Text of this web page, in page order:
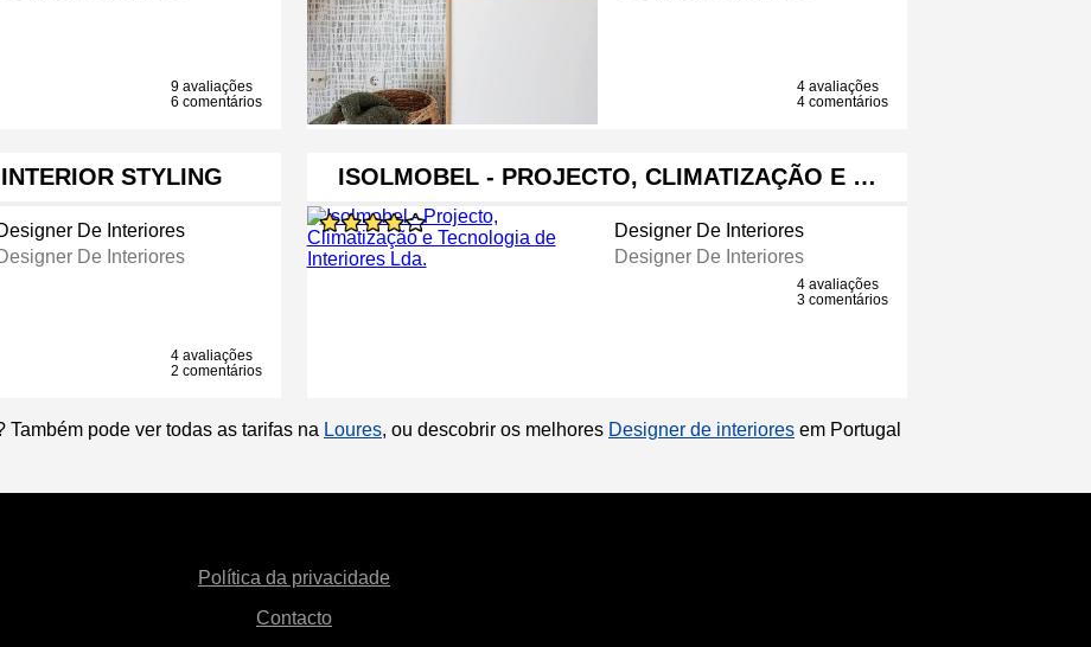
9 avaliações
6 comentários
4 avaliações
4 comentários
STYLING
De Interiores
De Interiores
4 avaliações
2 comentários
ISOLMOBEL - PROJECTO, CLIMATIZAÇÃO E …
Designer De Interiores
Designer De Interiores
4 avaliações
3 comentários
pode ver todas as tarifas na Loures, ou descobrir os melhores Designer de interiores em Portugal
Política da privacidade
Contacto